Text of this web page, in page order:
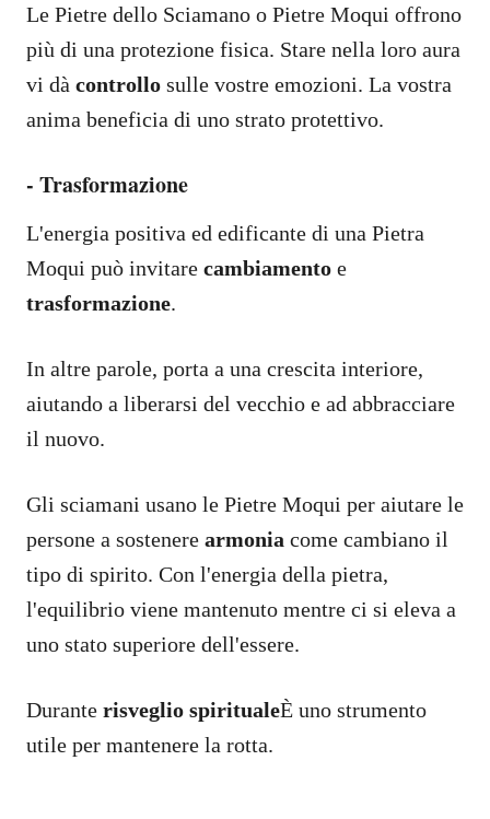
Le Pietre dello Sciamano o Pietre Moqui offrono
più di una protezione fisica. Stare nella loro aura
vi dà controllo sulle vostre emozioni. La vostra
anima beneficia di uno strato protettivo.
- Trasformazione
L'energia positiva ed edificante di una Pietra
Moqui può invitare cambiamento e
trasformazione.
In altre parole, porta a una crescita interiore,
aiutando a liberarsi del vecchio e ad abbracciare
il nuovo.
Gli sciamani usano le Pietre Moqui per aiutare le
persone a sostenere armonia come cambiano il
tipo di spirito. Con l'energia della pietra,
l'equilibrio viene mantenuto mentre ci si eleva a
uno stato superiore dell'essere.
Durante risveglio spiritualeÈ uno strumento
utile per mantenere la rotta.